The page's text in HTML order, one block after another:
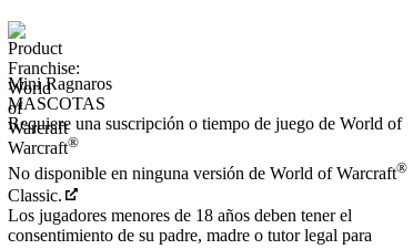
Mini Ragnaros
MASCOTAS
Precio
Available actions
Requiere una suscripción o tiempo de juego de World of
Warcraft®
No disponible en ninguna versión de World of Warcraft®
Classic.
Los jugadores menores de 18 años deben tener el
consentimiento de su padre, madre o tutor legal para